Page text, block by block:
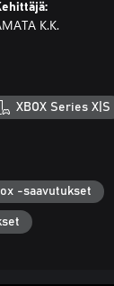
the darkness,
K.K.
XBOX Series X|S
-saavutukset